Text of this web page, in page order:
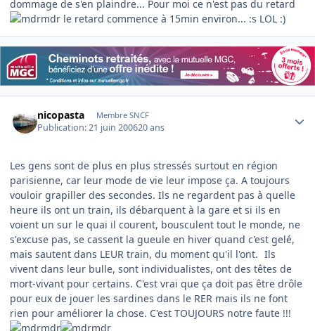
dommage de s'en plaindre... Pour moi ce n'est pas du retard
le retard commence à 15min environ... :s LOL :)
nicopasta Membre SNCF
Publication:21 juin 200620 ans
Les gens sont de plus en plus stressés surtout en région
parisienne, car leur mode de vie leur impose ça. A toujours
vouloir grapiller des secondes. Ils ne regardent pas à quelle
heure ils ont un train, ils débarquent à la gare et si ils en
voient un sur le quai il courent, bousculent tout le monde, ne
s'excuse pas, se cassent la gueule en hiver quand c'est gelé,
mais sautent dans LEUR train, du moment qu'il l'ont. Ils
vivent dans leur bulle, sont individualistes, ont des têtes de
mort-vivant pour certains. C'est vrai que ça doit pas être drôle
pour eux de jouer les sardines dans le RER mais ils ne font
rien pour améliorer la chose. C'est TOUJOURS notre faute !!!